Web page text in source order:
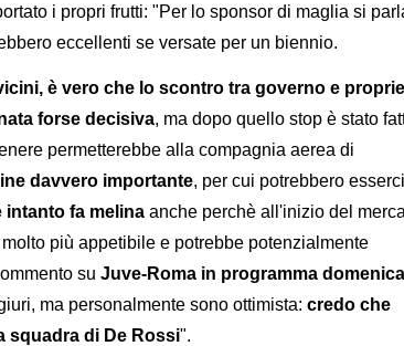
i propri frutti: "Per lo sponsor di maglia si
eccellenti se versate per un biennio.
è vero che lo scontro tra governo e
forse decisiva, ma dopo quello stop è stato
permetterebbe alla compagnia aerea di
davvero importante, per cui potrebbero esserci
intanto fa melina anche perchè all'inizio del
più appetibile e potrebbe potenzialmente
su Juve-Roma in programma domenica
ma personalmente sono ottimista: credo che
squadra di De Rossi".